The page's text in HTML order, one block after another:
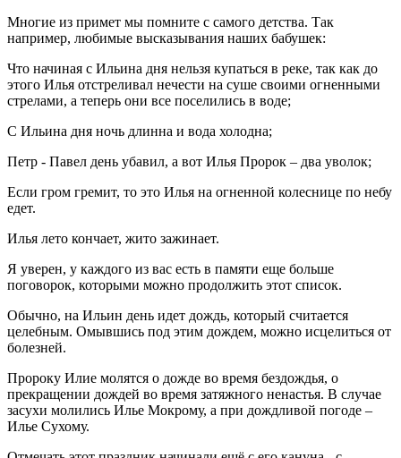
Многие из примет мы помните с самого детства. Так
например, любимые высказывания наших бабушек:
Что начиная с Ильина дня нельзя купаться в реке, так как до
этого Илья отстреливал нечести на суше своими огненными
стрелами, а теперь они все поселились в воде;
С Ильина дня ночь длинна и вода холодна;
Петр - Павел день убавил, а вот Илья Пророк – два уволок;
Если гром гремит, то это Илья на огненной колеснице по небу
едет.
Илья лето кончает, жито зажинает.
Я уверен, у каждого из вас есть в памяти еще больше
поговорок, которыми можно продолжить этот список.
Обычно, на Ильин день идет дождь, который считается
целебным. Омывшись под этим дождем, можно исцелиться от
болезней.
Пророку Илие молятся о дожде во время бездождья, о
прекращении дождей во время затяжного ненастья. В случае
засухи молились Илье Мокрому, а при дождливой погоде –
Илье Сухому.